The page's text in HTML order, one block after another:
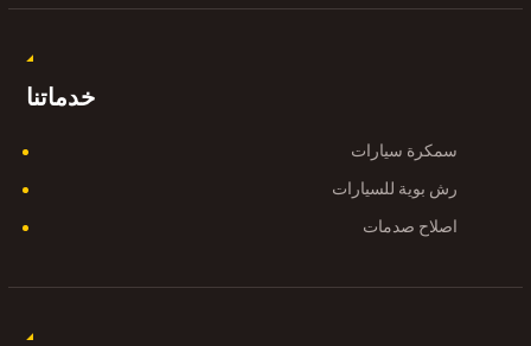
خدماتنا
سمكرة سيارات
رش بوية للسيارات
اصلاح صدمات